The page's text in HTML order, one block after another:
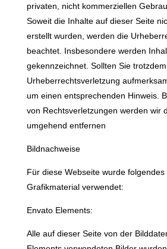
privaten, nicht kommerziellen
Soweit die Inhalte auf dieser Seite
erstellt wurden, werden die
beachtet. Insbesondere werden
gekennzeichnet. Sollten Sie
Urheberrechtsverletzung
um einen entsprechenden Hinweis.
von Rechtsverletzungen werden wir
umgehend entfernen
Bildnachweise
Für diese Webseite wurde folgendes
Grafikmaterial verwendet:
Envato Elements:
Alle auf dieser Seite von der